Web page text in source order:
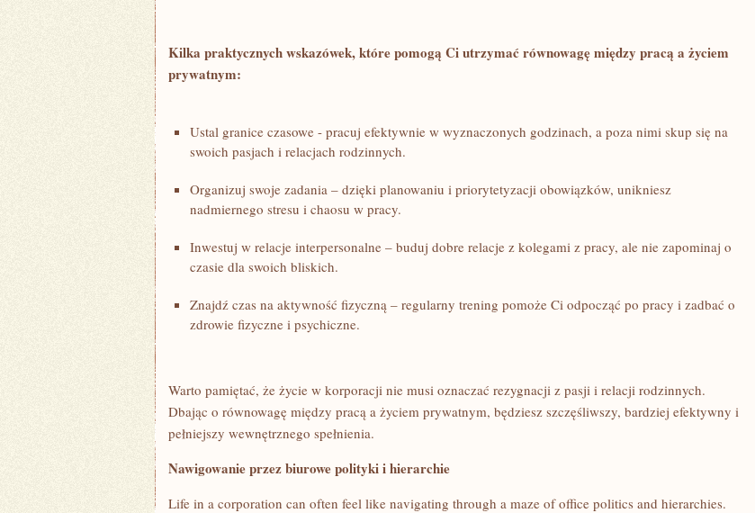
Kilka⁣ praktycznych wskazówek, które pomogą Ci utrzymać równowagę ⁤między pracą ​a życiem
prywatnym:
Ustal granice⁤ czasowe -⁣ pracuj efektywnie w wyznaczonych ‌godzinach, a ‍poza nimi⁤ skup się na
⁣swoich pasjach i relacjach⁤ rodzinnych.
Organizuj swoje zadania – ⁤dzięki planowaniu i priorytetyzacji obowiązków, unikniesz ​
nadmiernego stresu i chaosu w pracy.
Inwestuj w⁣ relacje interpersonalne – buduj dobre relacje z kolegami z pracy, ale nie zapominaj ‍o
czasie dla⁣ swoich bliskich.
Znajdź czas ‌na aktywność fizyczną‌ – regularny trening pomoże ⁣Ci odpocząć po pracy i zadbać o
zdrowie fizyczne i ⁣psychiczne.
Warto ⁤pamiętać, ⁤że życie w korporacji nie ‍musi oznaczać rezygnacji z pasji i relacji rodzinnych.
Dbając o równowagę ‌między pracą a życiem prywatnym, będziesz‍ szczęśliwszy, bardziej efektywny i
pełniejszy wewnętrznego spełnienia.
Nawigowanie⁣ przez biurowe polityki i hierarchie
Life⁢ in a corporation can often feel like navigating through⁣ a maze of office politics and hierarchies.